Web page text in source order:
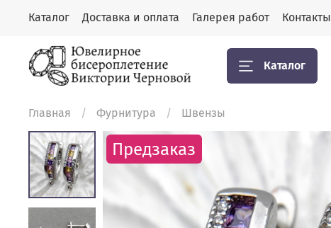
Каталог Доставка и оплата Галерея работ Контакты
Каталог
Главная Фурнитура Швензы
Предзаказ